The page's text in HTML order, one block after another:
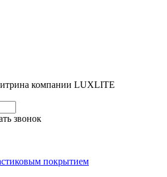
компании LUXLITE
звонок
покрытием